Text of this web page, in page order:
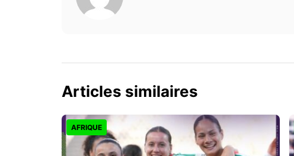
Articles similaires
AFRIQUE